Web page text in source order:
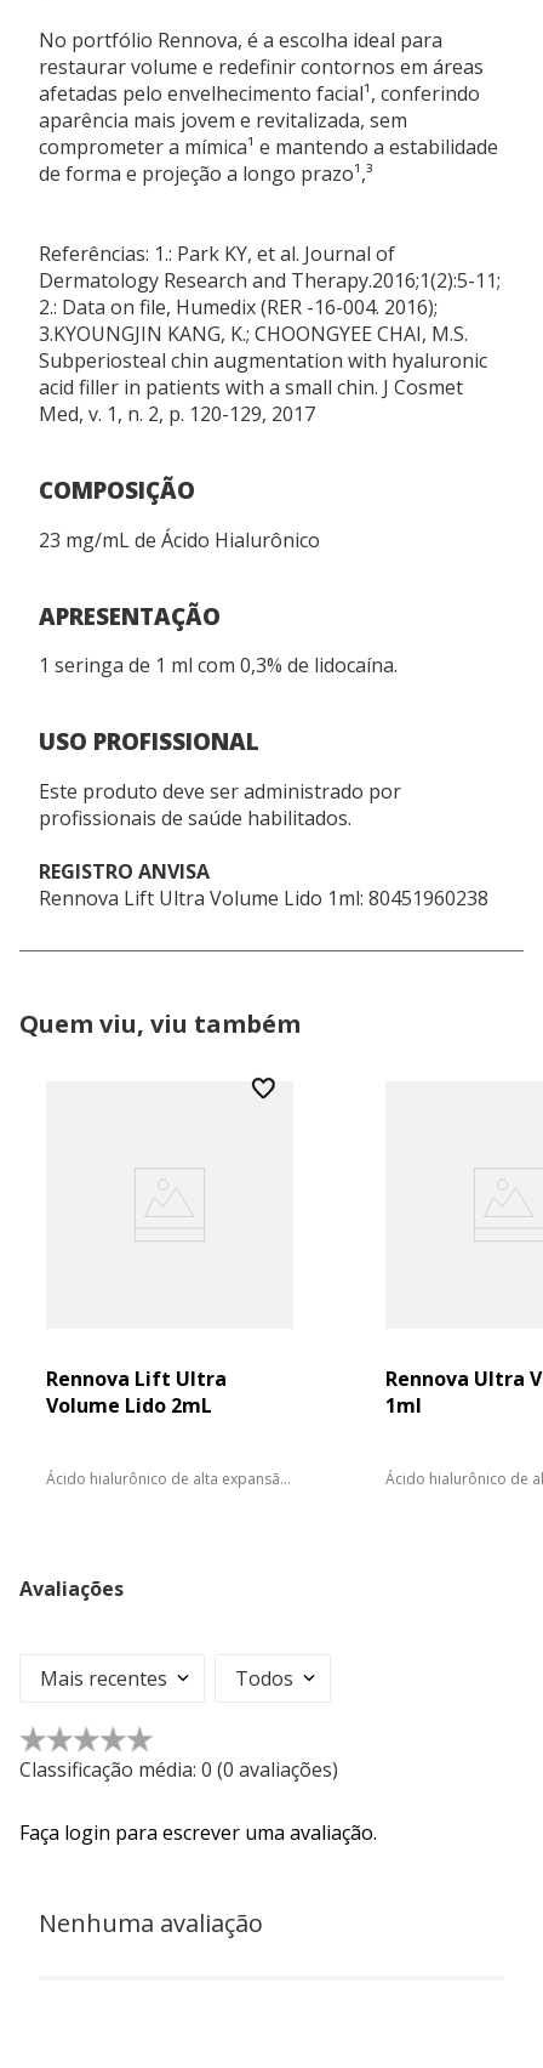
1 seringa de 1 ml com 0,3% de lidocaína.
USO PROFISSIONAL
Este produto deve ser administrado por profissionais
REGISTRO ANVISA
Rennova Lift Ultra Volume Lido 1ml: 80451960238
No portfólio Rennova, é a escolha ideal para
restaurar volume e redefinir contornos em áreas
afetadas pelo envelhecimento facial¹, conferindo
aparência mais jovem e revitalizada, sem
comprometer a mímica¹ e mantendo a estabilidade
de forma e projeção a longo prazo¹,³
Referências: 1.: Park KY, et al. Journal of
Dermatology Research and Therapy.2016;1(2):5-11;
2.: Data on file, Humedix (RER -16-004. 2016);
3.KYOUNGJIN KANG, K.; CHOONGYEE CHAI, M.S.
Subperiosteal chin augmentation with hyaluronic
acid filler in patients with a small chin. J Cosmet
Med, v. 1, n. 2, p. 120-129, 2017
COMPOSIÇÃO
23 mg/mL de Ácido Hialurônico
APRESENTAÇÃO
1 seringa de 1 ml com 0,3% de lidocaína.
USO PROFISSIONAL
Este produto deve ser administrado por
profissionais de saúde habilitados.
REGISTRO ANVISA
Rennova Lift Ultra Volume Lido 1ml: 80451960238
Quem viu, viu também
Rennova Lift Ultra
Volume Lido 2mL
Ácido hialurônico de alta expansão
Rennova Ultra
1ml
Ácido hialurônico de
Avaliações
☆☆☆☆☆
Classificação média: 0 (0 avaliações)
Faça login para escrever uma avaliação.
Mais recentes Todos
Nenhuma avaliação